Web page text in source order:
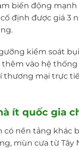
biến động
định được giá 3
kiểm soát
vào hệ thống
mại trực
ít quốc gia
có nền tảng
mùn cưa từ Tây